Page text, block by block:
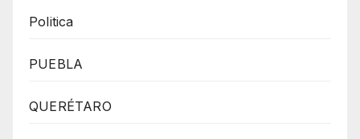
Politica
PUEBLA
QUERÉTARO